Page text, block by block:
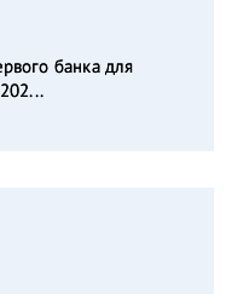
банка для